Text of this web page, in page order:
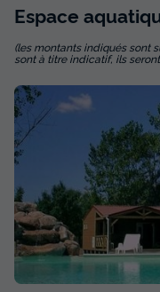
Espace
(les montants indiqués sont
sont à titre indicatif, ils